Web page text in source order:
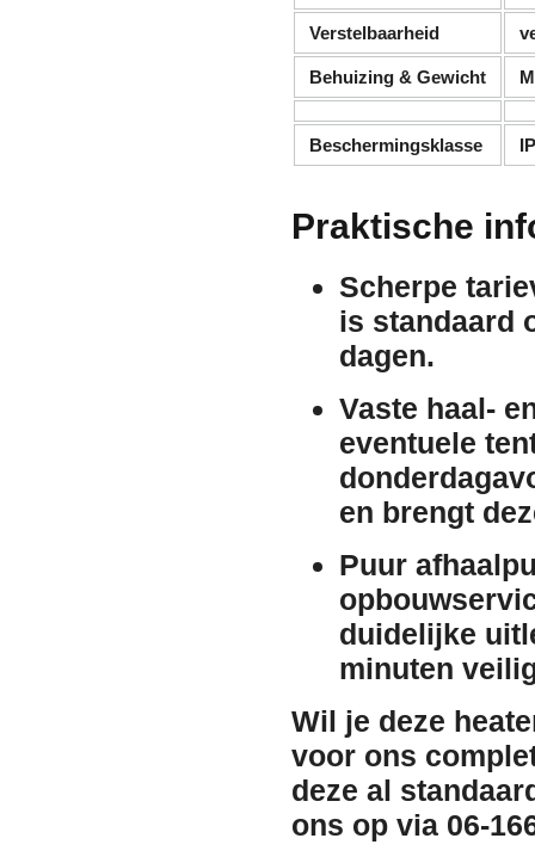
Verstelbaarheid
Behuizing & Gewicht
Beschermingsklasse
Praktische
Scherpe
is standaard
dagen.
Vaste haal-
eventuele
en brengt
Puur
duidelijke
minuten
Wil je deze
voor ons
deze al
ons op via 06-